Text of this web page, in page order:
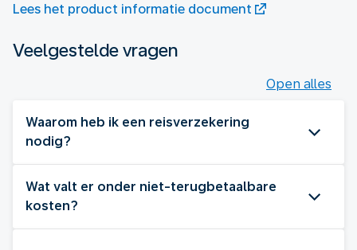
Lees het product informatie document
Veelgestelde vragen
Open alles
Waarom heb ik een reisverzekering
nodig?
Wat valt er onder niet-terugbetaalbare
kosten?